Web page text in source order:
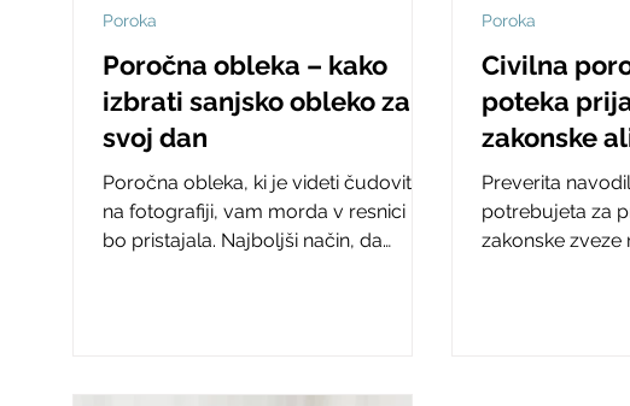
Poročna obleka – kako
izbrati sanjsko obleko za
svoj dan
Poročna obleka, ki je videti čudovito
na fotografiji, vam morda v resnici ne
bo pristajala. Najboljši način, da
Poroka
Civilna
poteka
zakonske
zveze na
uradu?
Preverita
potrebujeta za
zakonske zveze
Poroka